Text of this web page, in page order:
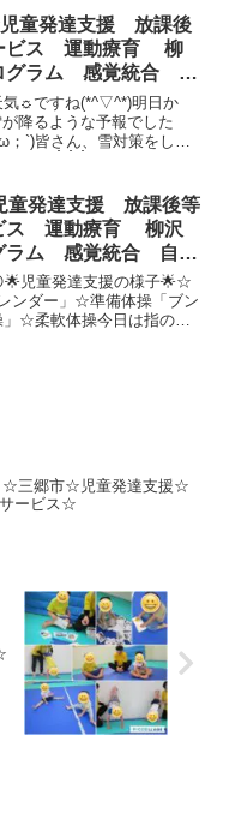
ができました！☆壁倒立☆
...
童発達支援 放課後
ビス 運動療育 柳
グラム 感覚統合 自
障害 埼玉県 三郷
八潮市 気になる
気☼ですね(*^▽^*)明日か
降るような予報でした
；`)皆さん、雪対策をしっ
！「あ・え・い・う・
お...
童発達支援 放課後等
ス 運動療育 柳沢
ラム 感覚統合 自閉
害 埼玉県 三郷市
市 気になる子
児童発達支援の様子🌟☆
ンダー」☆準備体操「ブン
」☆柔軟体操今日は指の運
☆三郷市☆児童発達支援☆
ービス☆